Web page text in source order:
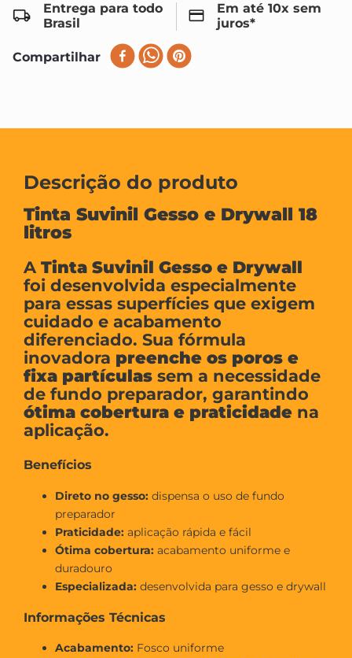
Entrega para todo
Brasil
Em até 10x sem
juros*
Compartilhar
Descrição do produto
Tinta Suvinil Gesso e Drywall 18
litros
A Tinta Suvinil Gesso e Drywall
foi desenvolvida especialmente
para essas superfícies que exigem
cuidado e acabamento
diferenciado. Sua fórmula
inovadora preenche os poros e
fixa partículas sem a necessidade
de fundo preparador, garantindo
ótima cobertura e praticidade na
aplicação.
Benefícios
Direto no gesso: dispensa o uso de fundo
preparador
Praticidade: aplicação rápida e fácil
Ótima cobertura: acabamento uniforme e
duradouro
Especializada: desenvolvida para gesso e drywall
Informações Técnicas
Acabamento: Fosco uniforme